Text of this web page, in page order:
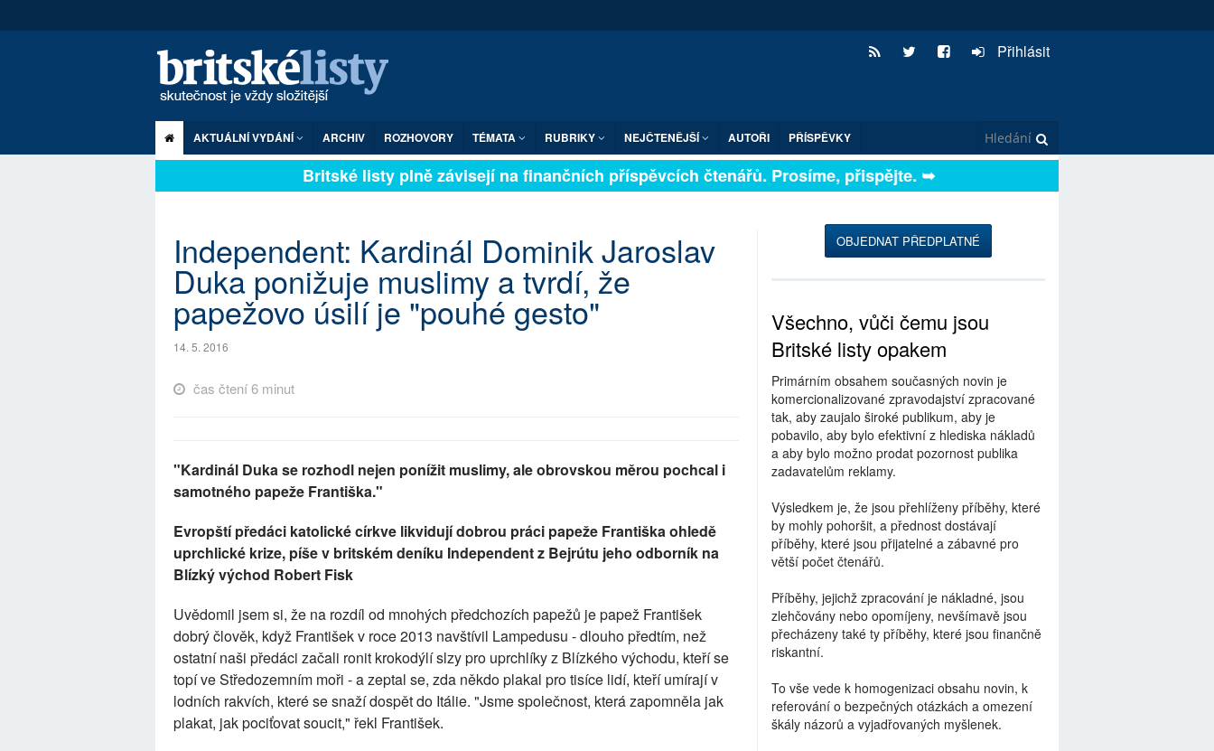
Přihlásit
AKTUÁLNÍ VYDÁNÍ ARCHIV ROZHOVORY TÉMATA RUBRIKY NEJČTENĚJŠÍ AUTOŘI PŘÍSPĚVKY
Britské listy plně závisejí na finančních příspěvcích čtenářů. Prosíme, přispějte. ➥
Independent: Kardinál Dominik Jaroslav
Duka ponižuje muslimy a tvrdí, že
papežovo úsilí je "pouhé gesto"
14. 5. 2016
čas čtení 6 minut
"Kardinál Duka se rozhodl nejen ponížit muslimy, ale obrovskou měrou pochcal i
samotného papeže Františka."
Evropští předáci katolické církve likvidují dobrou práci papeže Františka ohledě
uprchlické krize, píše v britském deníku Independent z Bejrútu jeho odborník na
Blízký východ Robert Fisk
Uvědomil jsem si, že na rozdíl od mnohých předchozích papežů je papež František
dobrý člověk, když František v roce 2013 navštívil Lampedusu - dlouho předtím, než
ostatní naši předáci začali ronit krokodýlí slzy pro uprchlíky z Blízkého východu, kteří se
topí ve Středozemním moři - a zeptal se, zda někdo plakal pro tisíce lidí, kteří umírají v
lodních rakvích, které se snaží dospět do Itálie. "Jsme společnost, která zapomněla jak
plakat, jak pociťovat soucit," řekl František.
OBJEDNAT PŘEDPLATNÉ
Všechno, vůči čemu jsou
Britské listy opakem
Primárním obsahem současných novin je
komercionalizované zpravodajství zpracované
tak, aby zaujalo široké publikum, aby je
pobavilo, aby bylo efektivní z hlediska nákladů
a aby bylo možno prodat pozornost publika
zadavatelům reklamy.
Výsledkem je, že jsou přehlíženy příběhy, které
by mohly pohoršit, a přednost dostávají
příběhy, které jsou přijatelné a zábavné pro
větší počet čtenářů.
Příběhy, jejichž zpracování je nákladné, jsou
zlehčovány nebo opomíjeny, nevšímavě jsou
přecházeny také ty příběhy, které jsou finančně
riskantní.
To vše vede k homogenizaci obsahu novin, k
referování o bezpečných otázkách a omezení
škály názorů a vyjadřovaných myšlenek.